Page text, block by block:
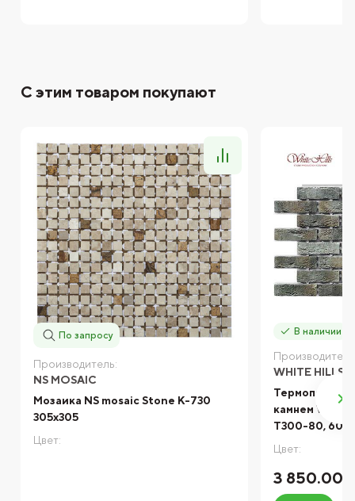
С этим товаром покупают
По запросу
Производитель:
NS MOSAIC
Мозаика NS mosaic Stone К-730
305x305
Цвет:
В наличии
WHITE HILLS
Термопанель
камнем White
T300-80, 60
Цвет:
3 850.00